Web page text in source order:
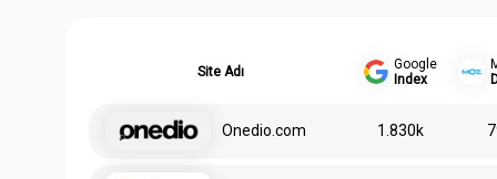
Site Adı
Google
Index
Onedio.com 1.830k